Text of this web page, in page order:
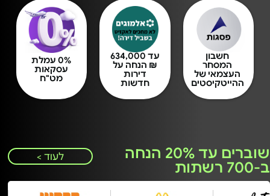
חשבון
המסחר
העצמאי של
ההייטקיסטים
עד 634,000
₪ הנחה על
דירות
חדשות
0% עמלת
עסקאות
מט"ח
שוברים עד 20% הנחה
ב-700 רשתות
לעוד >